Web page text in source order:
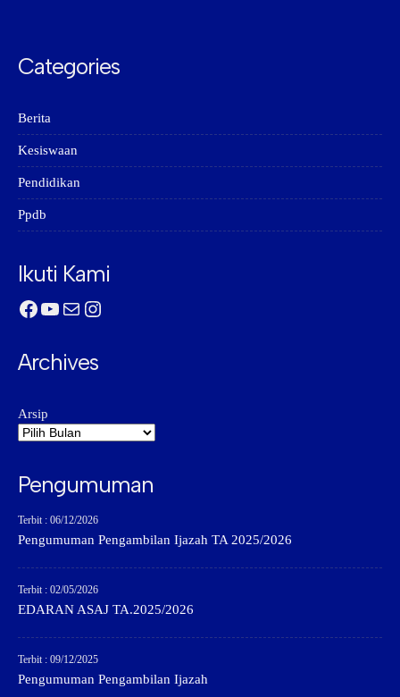
Categories
Berita
Kesiswaan
Pendidikan
Ppdb
Ikuti Kami
Facebook
YouTube
MailInstagram
Archives
Arsip
Pengumuman
Terbit : 06/12/2026
Pengumuman Pengambilan Ijazah TA 2025/2026
Terbit : 02/05/2026
EDARAN ASAJ TA.2025/2026
Terbit : 09/12/2025
Pengumuman Pengambilan Ijazah